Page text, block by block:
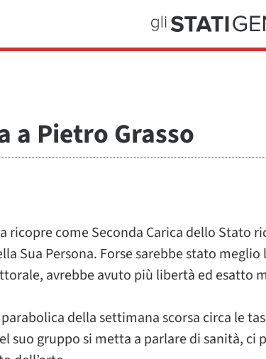
a Pietro Grasso
ricopre come Seconda Carica dello Stato
Sua Persona. Forse sarebbe stato meglio
avrebbe avuto più libertà ed esatto
della settimana scorsa circa le
suo gruppo si metta a parlare di sanità, ci